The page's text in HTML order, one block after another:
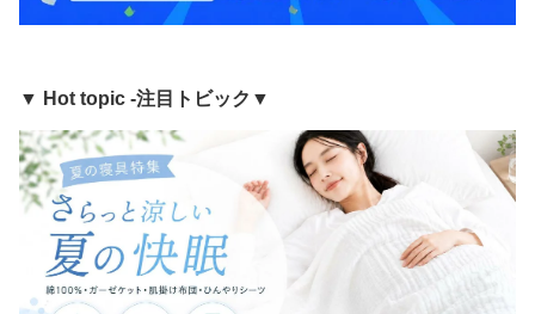
▼ Hot topic -注目トビック▼